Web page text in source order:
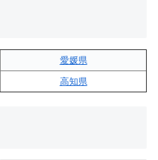
愛媛県
高知県